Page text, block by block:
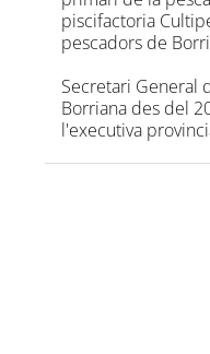
piscifactoria
pescadors de
Secretari General
Borriana des del
l'executiva